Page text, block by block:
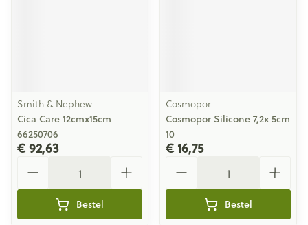
Smith & Nephew
Cica Care 12cmx15cm
66250706
€ 92,63
Bestel
Cosmopor
Cosmopor Silicone 7,2x 5cm
10
€ 16,75
Bestel